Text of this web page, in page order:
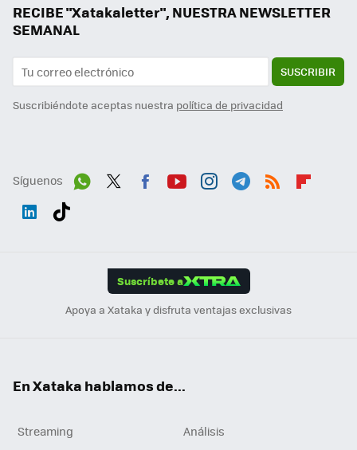
RECIBE "Xatakaletter", NUESTRA NEWSLETTER
SEMANAL
SUSCRIBIR
Suscribiéndote aceptas nuestra política de privacidad
Síguenos
Suscríbete a
Apoya a Xataka y disfruta ventajas exclusivas
En Xataka hablamos de...
Streaming
Análisis